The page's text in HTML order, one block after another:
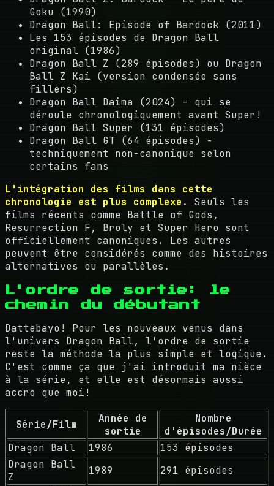
Goku (1990)
Dragon Ball: Episode of Bardock (2011)
Les 153 épisodes de Dragon Ball
original (1986)
Dragon Ball Z (289 épisodes) ou Dragon
Ball Z Kai (version condensée sans
fillers)
Dragon Ball Daima (2024) - qui se
déroule chronologiquement avant Super!
Dragon Ball Super (131 épisodes)
Dragon Ball GT (64 épisodes) -
techniquement non-canonique selon
certains fans
L'intégration des films dans cette
chronologie est plus complexe . Seuls les
films récents comme Battle of Gods,
Resurrection F, Broly et Super Hero sont
officiellement canoniques. Les autres
peuvent être considérés comme des histoires
alternatives ou parallèles.
L'ordre de sortie: le
chemin du débutant
Dattebayo! Pour les nouveaux venus dans
l'univers Dragon Ball, l'ordre de sortie
reste la méthode la plus simple et logique.
C'est comme ça que j'ai introduit ma nièce
à la série, et elle est désormais aussi
accro que moi!
Série/Film
Année de
sortie
Nombre
d'épisodes/Durée
Dragon Ball
1986
153 épisodes
Dragon Ball
Z
1989
291 épisodes